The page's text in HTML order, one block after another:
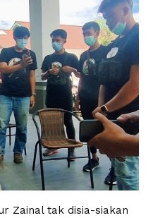
Zainal tak disia-siakan